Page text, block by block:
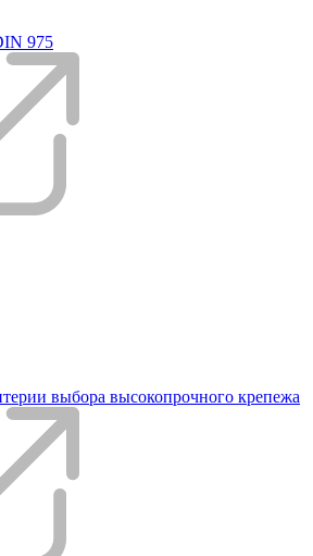
975
выбора высокопрочного крепежа